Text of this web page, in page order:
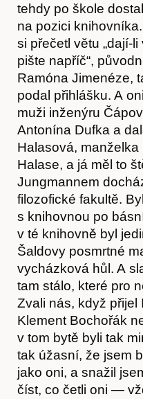
tehdy po škole
na pozici
si přečetl větu „dají-
pište napříč“,
Ramóna Jimenéze,
podal přihlášku. A
muži inženýru
Antonína Dufka a
Halasová,
Halase, a já měl to
Jungmannem
filozofické fakultě.
s knihovnou po
v té knihovně byl
Šaldovy posmrtné
vycházková hůl. A
tam stálo, které pro
Zvali nás, když přijel
Klement Bochořák
v tom bytě byli tak
tak úžasní, že jsem
jako oni, a snažil
číst, co četli oni —